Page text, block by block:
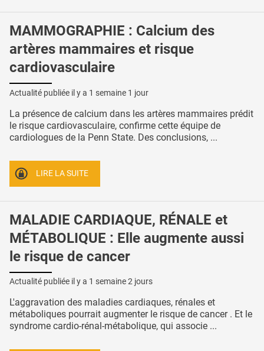
MAMMOGRAPHIE : Calcium des
artères mammaires et risque
cardiovasculaire
Actualité publiée il y a 1 semaine 1 jour
La présence de calcium dans les artères mammaires prédit
le risque cardiovasculaire, confirme cette équipe de
cardiologues de la Penn State. Des conclusions, ...
LIRE LA SUITE
MALADIE CARDIAQUE, RÉNALE et
MÉTABOLIQUE : Elle augmente aussi
le risque de cancer
Actualité publiée il y a 1 semaine 2 jours
L'aggravation des maladies cardiaques, rénales et
métaboliques pourrait augmenter le risque de cancer . Et le
syndrome cardio-rénal-métabolique, qui associe ...